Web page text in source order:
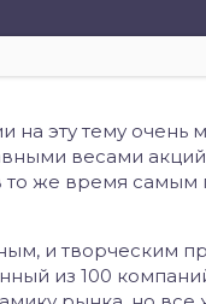
на эту тему очень
весами
то же время
и творческим
из 100